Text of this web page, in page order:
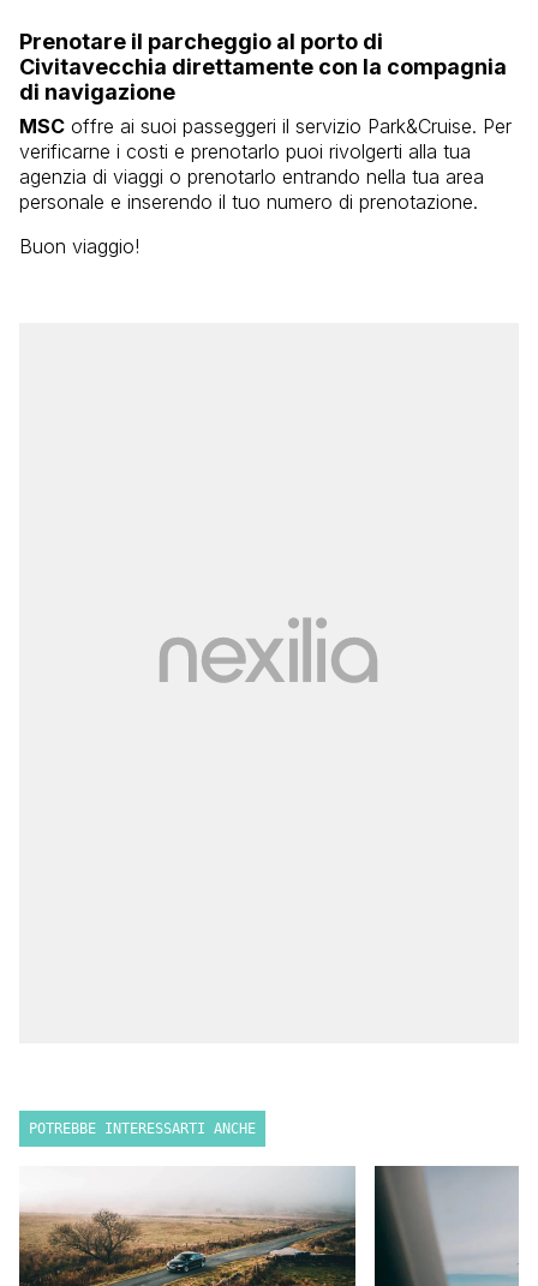
Prenotare il parcheggio al porto di
Civitavecchia direttamente con la compagnia
di navigazione
MSC offre ai suoi passeggeri il servizio Park&Cruise. Per
verificarne i costi e prenotarlo puoi rivolgerti alla tua
agenzia di viaggi o prenotarlo entrando nella tua area
personale e inserendo il tuo numero di prenotazione.
Buon viaggio!
POTREBBE INTERESSARTI ANCHE